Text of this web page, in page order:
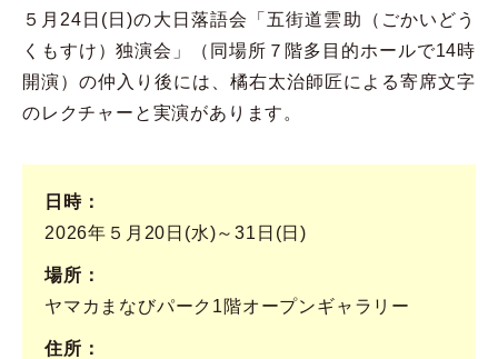
５月24日(日)の大日落語会「五街道雲助（ごかいどう
くもすけ）独演会」（同場所７階多目的ホールで14時
開演）の仲入り後には、橘右太治師匠による寄席文字
のレクチャーと実演があります。
日時
2026年５月20日(水)～31日(日)
場所
ヤマカまなびパーク1階オープンギャラリー
住所